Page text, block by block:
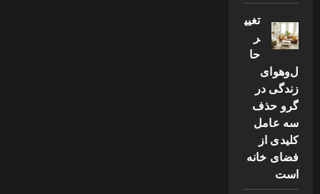
تغیی
ر
حا
ل‌وهوای
زندگی در
گرو حذف
سه عامل
کلیدی از
فضای خانه
است